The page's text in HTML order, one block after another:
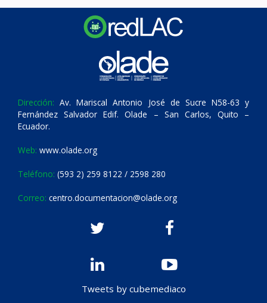
Dirección: Av. Mariscal Antonio José de Sucre N58-63 y
Fernández Salvador Edif. Olade – San Carlos, Quito –
Ecuador.
Web: www.olade.org
Teléfono: (593 2) 259 8122 / 2598 280
Correo: centro.documentacion@olade.org
Tweets by cubemediaco